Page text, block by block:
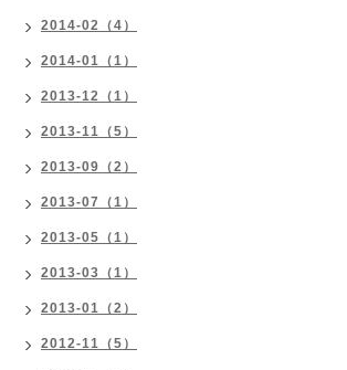
2014-02（4）
2014-01（1）
2013-12（1）
2013-11（5）
2013-09（2）
2013-07（1）
2013-05（1）
2013-03（1）
2013-01（2）
2012-11（5）